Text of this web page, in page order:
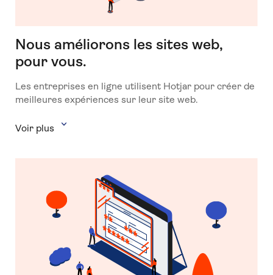
Nous améliorons les sites web,
pour vous.
Les entreprises en ligne utilisent Hotjar pour créer de
meilleures expériences sur leur site web.
Voir plus